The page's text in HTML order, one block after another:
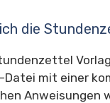
ich die
Datei mit einer
Anweisungen